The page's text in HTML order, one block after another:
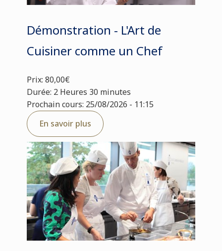
Démonstration - L'Art de
Cuisiner comme un Chef
Prix: 80,00€
Durée: 2 Heures 30 minutes
Prochain cours: 25/08/2026 - 11:15
En savoir plus